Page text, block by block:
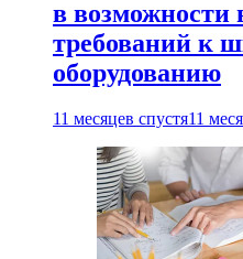
в
требований к
оборудованию
11 месяцев спустя11